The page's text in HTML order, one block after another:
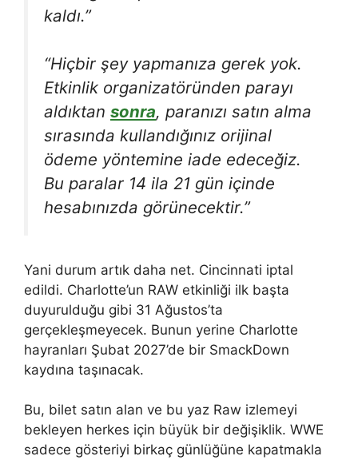
kaldı.”
“Hiçbir şey yapmanıza gerek yok.
Etkinlik organizatöründen parayı
aldıktan sonra, paranızı satın alma
sırasında kullandığınız orijinal
ödeme yöntemine iade edeceğiz.
Bu paralar 14 ila 21 gün içinde
hesabınızda görünecektir.”
Yani durum artık daha net. Cincinnati iptal
edildi. Charlotte’un RAW etkinliği ilk başta
duyurulduğu gibi 31 Ağustos’ta
gerçekleşmeyecek. Bunun yerine Charlotte
hayranları Şubat 2027’de bir SmackDown
kaydına taşınacak.
Bu, bilet satın alan ve bu yaz Raw izlemeyi
bekleyen herkes için büyük bir değişiklik. WWE
sadece gösteriyi birkaç günlüğüne kapatmakla